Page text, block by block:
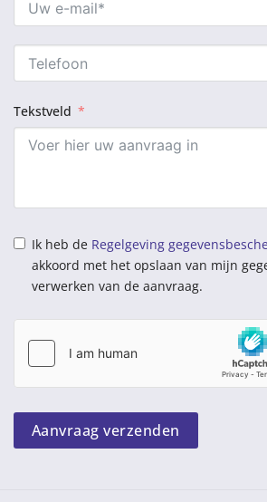
Tekstveld
Ik heb de Regelgeving
akkoord met het opslaan van mijn
verwerken van de aanvraag.
Aanvraag verzenden